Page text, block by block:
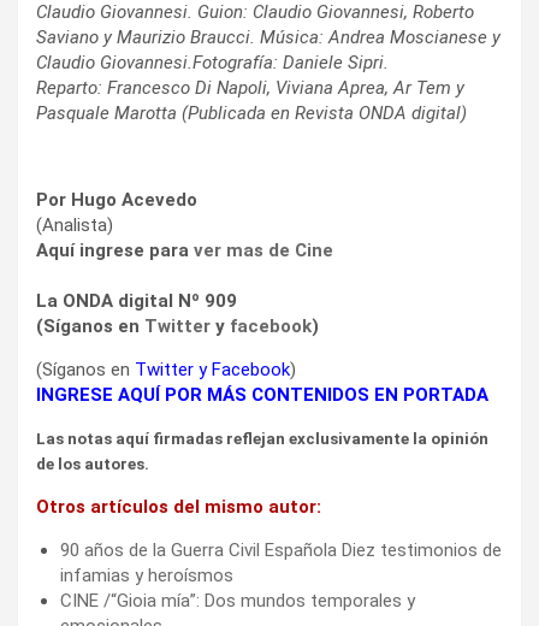
Claudio Giovannesi. Guion: Claudio Giovannesi, Roberto
Saviano y Maurizio Braucci. Música: Andrea Moscianese y
Claudio Giovannesi.Fotografía: Daniele Sipri.
Reparto: Francesco Di Napoli, Viviana Aprea, Ar Tem y
Pasquale Marotta (Publicada en Revista ONDA digital)
Por Hugo Acevedo
(Analista)
Aquí ingrese para ver mas de Cine
La ONDA digital Nº 909
(Síganos en Twitter y facebook)
(Síganos en Twitter yFacebook)
INGRESE AQUÍ POR MÁS CONTENIDOS EN PORTADA
Las notas aquí firmadas reflejan exclusivamente la opinión
de los autores.
Otros artículos del mismo autor:
90 años de la Guerra Civil Española Diez testimonios de
infamias y heroísmos
CINE /“Gioia mía”: Dos mundos temporales y